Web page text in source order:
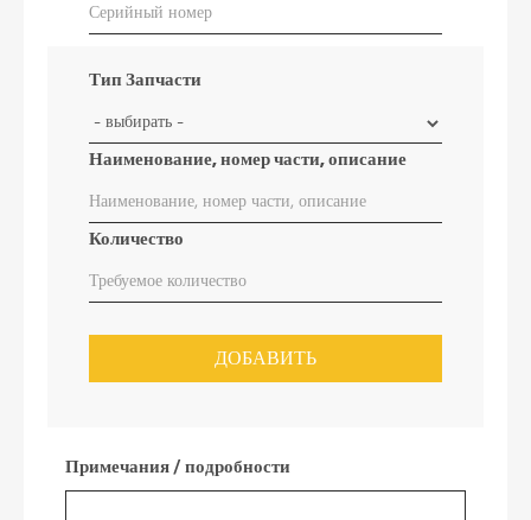
Тип Запчасти
Наименование, номер части, описание
Количество
ДОБАВИТЬ
Примечания / подробности